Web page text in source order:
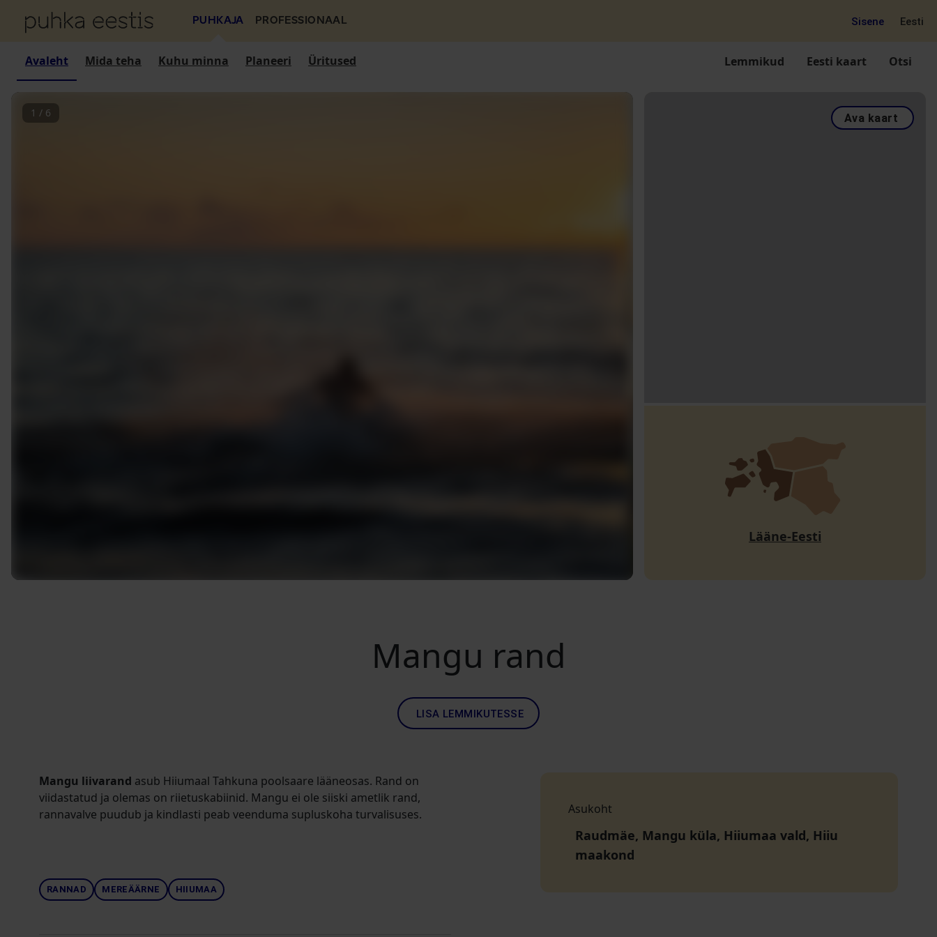
PUHKAJA PROFESSIONAAL Sisene Eesti
Avaleht Mida teha Kuhu minna Planeeri Üritused Lemmikud Eesti kaart Otsi
1 / 6 Ava kaart
Lääne-Eesti
Mangu rand
LISA LEMMIKUTESSE
Mangu liivarand asub Hiiumaal Tahkuna poolsaare lääneosas. Rand on
viidastatud ja olemas on riietuskabiinid. Mangu ei ole siiski ametlik rand,
rannavalve puudub ja kindlasti peab veenduma supluskoha turvalisuses.
RANNAD MEREÄÄRNE HIIUMAA
Asukoht
Raudmäe, Mangu küla, Hiiumaa vald, Hiiu
maakond